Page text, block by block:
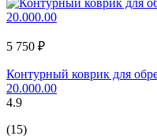
5 750 ₽
Контурный коврик для
20.000.00
4.9
(15)